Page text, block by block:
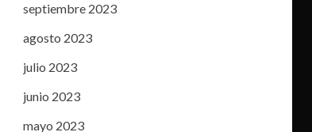
septiembre 2023
agosto 2023
julio 2023
junio 2023
mayo 2023